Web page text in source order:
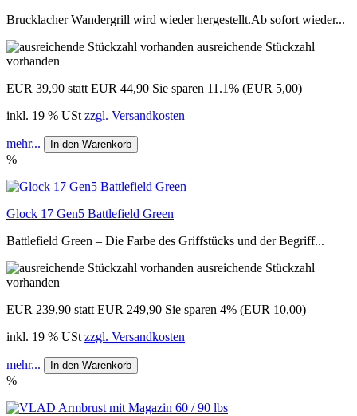
Brucklacher Wandergrill wird wieder hergestellt.Ab sofort wieder...
ausreichende Stückzahl
vorhanden
EUR 39,90 statt EUR 44,90 Sie sparen 11.1% (EUR 5,00)
inkl. 19 % USt zzgl. Versandkosten
mehr... In den Warenkorb
%
Glock 17 Gen5 Battlefield Green
Battlefield Green – Die Farbe des Griffstücks und der Begriff...
ausreichende Stückzahl
vorhanden
EUR 239,90 statt EUR 249,90 Sie sparen 4% (EUR 10,00)
inkl. 19 % USt zzgl. Versandkosten
mehr... In den Warenkorb
%